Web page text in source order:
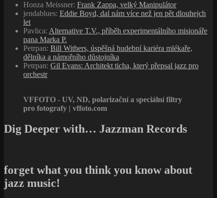
Honza Meissner: Frank Zappa, velký Manipulátor
jendablues: Eddie Boyd, dal nám více než jen pět dlouhejch
let
Pavlica: Alternative T.V., příběh experimentálního misionáře
pana Marka P.
Petrpan: Bill Withers, úspěšná hudební kariéra mlékaře,
dělníka a námořního důstojníka
Petrpan: Gil Evans: Architekt ticha, který přepsal jazz pro
orchestr
VFFOTO - UV, ND, polarizační a speciální filtry
pro fotografy | vffoto.com
Dig Deeper with… Jazzman Records
forget what you think you know about
jazz music!